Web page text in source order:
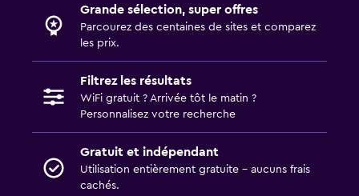
Grande sélection, super offres
Parcourez des centaines de sites et comparez
les prix.
Filtrez les résultats
WiFi gratuit ? Arrivée tôt le matin ?
Personnalisez votre recherche
Gratuit et indépendant
Utilisation entièrement gratuite - aucuns frais
cachés.